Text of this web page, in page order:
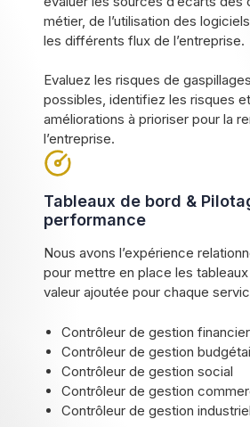
métier, de l’utilisation des
les différents flux de l’entreprise.
Evaluez les risques de
possibles, identifiez les risques
améliorations à prioriser pour la
l’entreprise.
Tableaux de bord &
performance
Nous avons l’expérience
pour mettre en place les
valeur ajoutée pour chaque
Contrôleur de gestion financier
Contrôleur de gestion
Contrôleur de gestion social
Contrôleur de gestion
Contrôleur de gestion industriel